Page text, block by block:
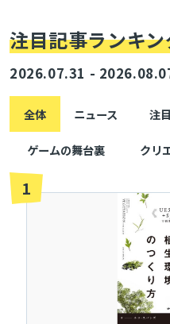
注目記事ランキ
2026.07.31 -
全体 ニュース 注
ゲームの舞台裏 クリ
1